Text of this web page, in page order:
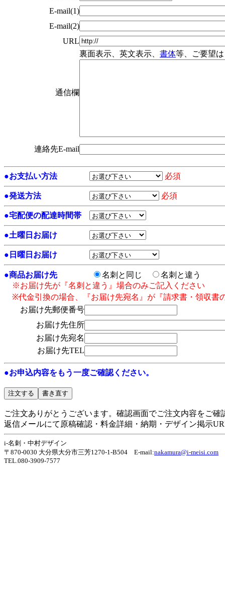
E-mail(1)
E-mail(2)
URL
通信欄
裏面表示、英文表示、 書体等、ご要望
連絡先E-mail
●お支払い方法 必須
●発送方法 必須
●宅配便の配達時間帯
●土曜日お届け
● 日曜日お届け
●商品お届け先 名刺と同じ
名刺と違う
※お届け先が『名刺と違う』場合のみご記入ください
※代金引換の場合、『お届け先宛名』が『請求書・領収書
お届け先郵便番号
お届け先住所
お届け先宛名
お届け先TEL
●お申込内容をもう一度ご確認ください。
ご注文ありがとうございます。確認画面でご注文内容をご確
返信メールにて原稿確認・料金詳細・納期・デザイン掲示
i-名刺・中村デザイン
〒870-0030 大分県大分市三芳1270-1-B504 E-mail:nakamura@i-meisi.com
TEL.080-3909-7577